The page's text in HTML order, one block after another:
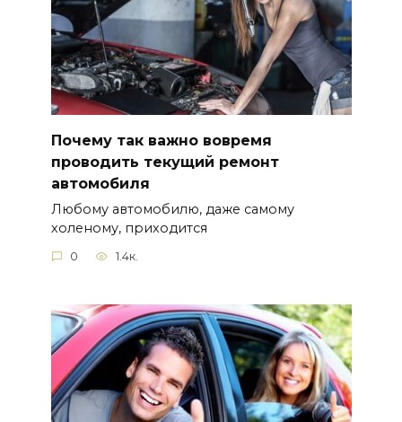
Почему так важно вовремя
проводить текущий ремонт
автомобиля
Любому автомобилю, даже самому
холеному, приходится
0 1.4к.